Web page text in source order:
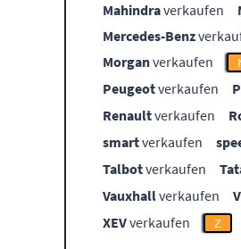
Mahindraverkaufen
Mercedes-Benz
Morganverkaufen
Peugeotverkaufen
Renaultverkaufen
smartverkaufen
Talbotverkaufen
Vauxhallverkaufen
XEVverkaufen Z